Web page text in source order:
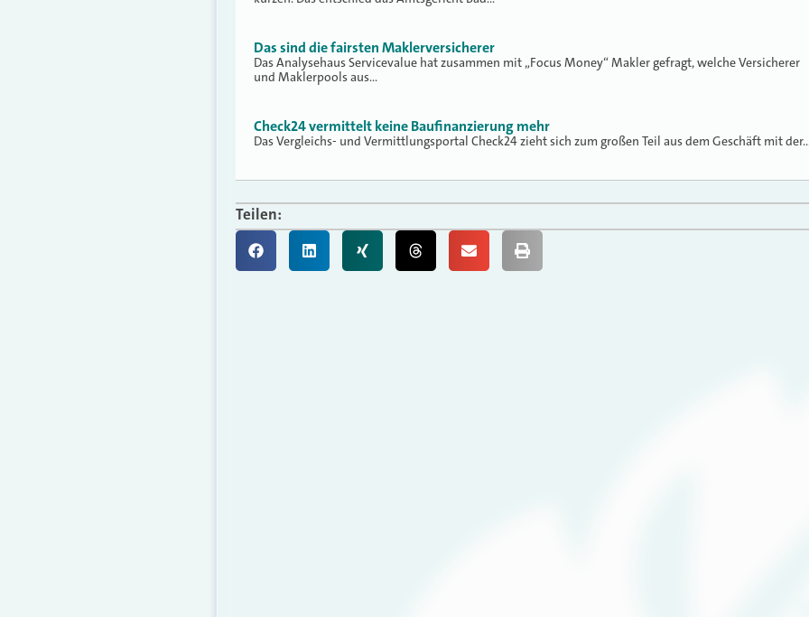
Das sind die fairsten Maklerversicherer
Das Analysehaus Servicevalue hat zusammen mit „Focus Money“ Makler gefragt, welche Versicherer
und Maklerpools aus…
Check24 vermittelt keine Baufinanzierung mehr
Das Vergleichs- und Vermittlungsportal Check24 zieht sich zum großen Teil aus dem Geschäft mit
Teilen: